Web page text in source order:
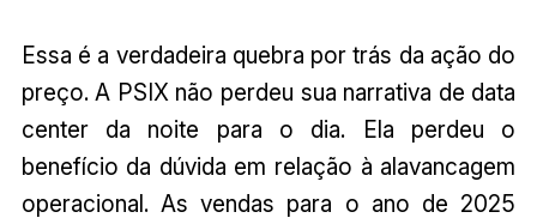
Essa é a verdadeira quebra por trás da ação do
preço. A PSIX não perdeu sua narrativa de data
center da noite para o dia. Ela perdeu o
benefício da dúvida em relação à alavancagem
operacional. As vendas para o ano de 2025